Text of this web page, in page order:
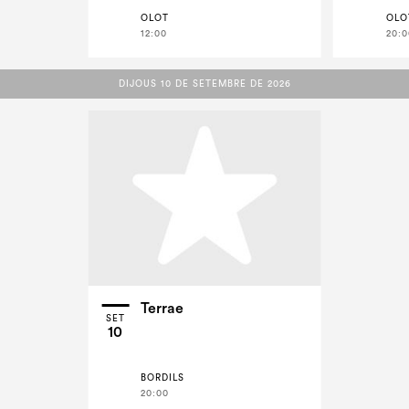
OLOT
12:00
DIJOUS 10 DE SETEMBRE DE 2026
DIJOUS 10 DE SETEMBRE DE 2026
SET
10
Terrae
BORDILS
20:00